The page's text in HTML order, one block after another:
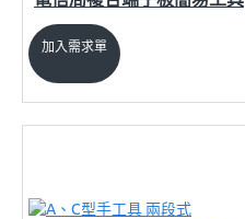
加入需求單